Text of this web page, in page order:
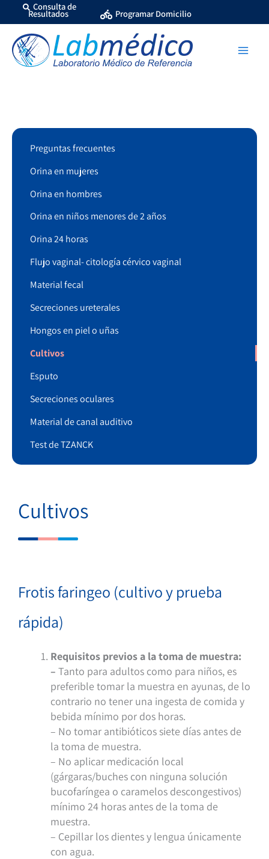
al
contenido
Consulta de
Resultados Programar Domicilio
Preguntas frecuentes
Orina en mujeres
Orina en hombres
Orina en niños menores de 2 años
Orina 24 horas
Flujo vaginal- citología cérvico vaginal
Material fecal
Secreciones ureterales
Hongos en piel o uñas
Cultivos
Esputo
Secreciones oculares
Material de canal auditivo
Test de TZANCK
Cultivos
Frotis faringeo (cultivo y prueba
rápida)
Requisitos previos a la toma de muestra:
– Tanto para adultos como para niños, es
preferible tomar la muestra en ayunas, de lo
contrario no tener una ingesta de comida y
bebida mínimo por dos horas.
– No tomar antibióticos siete días antes de
la toma de muestra.
– No aplicar medicación local
(gárgaras/buches con ninguna solución
bucofaríngea o caramelos descongestivos)
mínimo 24 horas antes de la toma de
muestra.
– Cepillar los dientes y lengua únicamente
con agua.